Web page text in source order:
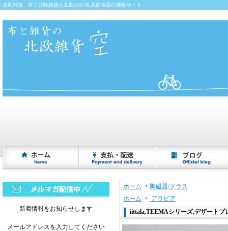
北欧雑貨 空｜北欧雑貨と北欧の生地,北欧食器の通販サイト
新着情報をお知らせします
メールアドレスを入力してください
ホーム > 陶磁器/グラス
ホーム > アラビア
iittala,TEEMAシリーズ,デザートプ